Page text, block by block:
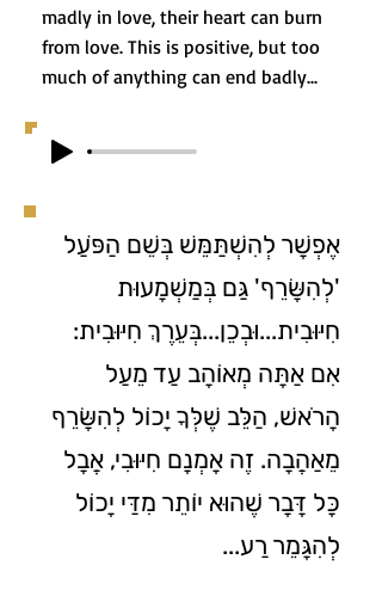
madly in love, their heart can burn
from love. This is positive, but too
much of anything can end badly...
אֶפְשָׁר לְהִשְׁתַּמֵּשׁ בְּשֵׁם הַפֺּעַל
'לְהִשָּׂרֵף' גַּם בְּמַשְׁמָעוּת
חִיּוּבִית...וּבְכֵן...בְּעֵרֶךְ חִיּוּבִית:
אִם אַתָּה מְאוֹהָב עַד מֵעַל
הָרֹאשׁ, הַלֵּב שֶׁלְּךָ יָכוֹל לְהִשָּׂרֵף
מֵאַהֲבָה. זֶה אָמְנָם חִיּוּבִי, אֲבָל
כָּל דָּבָר שֶׁהוּא יוֹתֵר מִדַּי יָכוֹל
לְהִגָּמֵר רַע...